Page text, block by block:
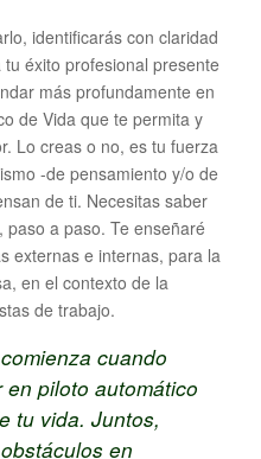
identificarás con claridad
éxito profesional presente
más profundamente en
de Vida que te permita y
Lo creas o no, es tu fuerza
-de pensamiento y/o de
de ti. Necesitas saber
a paso. Te enseñaré
externas e internas, para la
en el contexto de la
de trabajo.
cuando
piloto automático
tu vida. Juntos,
en